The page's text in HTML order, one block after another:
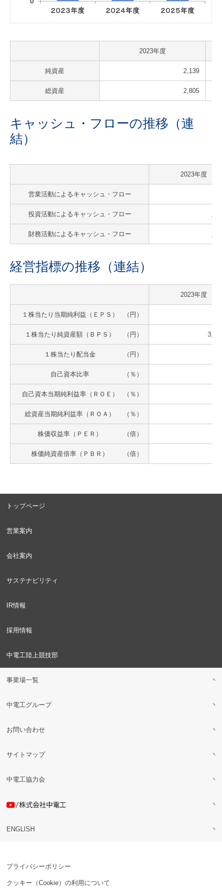
2023年度
純資産 2,139
総資産 2,805
キャッシュ・フローの推移（連
結）
2023年度
営業活動によるキャッシュ・フロー
投資活動によるキャッシュ・フロー
財務活動によるキャッシュ・フロー
経営指標の推移（連結）
2023年度
１株当たり当期純利益（ＥＰＳ） （円）
１株当たり純資産額（ＢＰＳ） （円）
１株当たり配当金 （円）
自己資本比率 （％）
自己資本当期純利益率（ＲＯＥ） （％）
総資産当期純利益率（ＲＯＡ） （％）
株価収益率（ＰＥＲ） （倍）
株価純資産倍率（ＰＢＲ） （倍）
トップページ
営業案内
会社案内
サステナビリティ
IR情報
採用情報
中電工陸上競技部
事業場一覧
中電工グループ
お問い合わせ
サイトマップ
中電工協力会
ENGLISH
プライバシーポリシー
クッキー（Cookie）の利用について